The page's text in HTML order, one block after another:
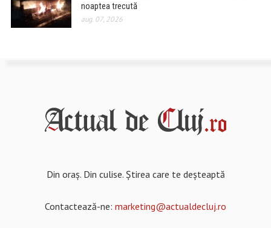
noaptea trecută
aug. 07, 2026
Din oraș. Din culise. Știrea care te deșteaptă
Contactează-ne: marketing@actualdecluj.ro